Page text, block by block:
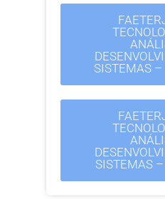
SISTEMAS
SISTEMAS